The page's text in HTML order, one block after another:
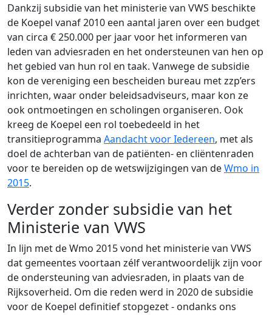
Dankzij subsidie van het ministerie van VWS beschikte
de Koepel vanaf 2010 een aantal jaren over een budget
van circa € 250.000 per jaar voor het informeren van
leden van adviesraden en het ondersteunen van hen op
het gebied van hun rol en taak. Vanwege de subsidie
kon de vereniging een bescheiden bureau met zzp’ers
inrichten, waar onder beleidsadviseurs, maar kon ze
ook ontmoetingen en scholingen organiseren. Ook
kreeg de Koepel een rol toebedeeld in het
transitieprogramma Aandacht voor Iedereen, met als
doel de achterban van de patiënten- en cliëntenraden
voor te bereiden op de wetswijzigingen van deWmo in
2015.
Verder zonder subsidie van het
Ministerie van VWS
In lijn met de Wmo 2015 vond het ministerie van VWS
dat gemeentes voortaan zélf verantwoordelijk zijn voor
de ondersteuning van adviesraden, in plaats van de
Rijksoverheid. Om die reden werd in 2020 de subsidie
voor de Koepel definitief stopgezet - ondanks ons